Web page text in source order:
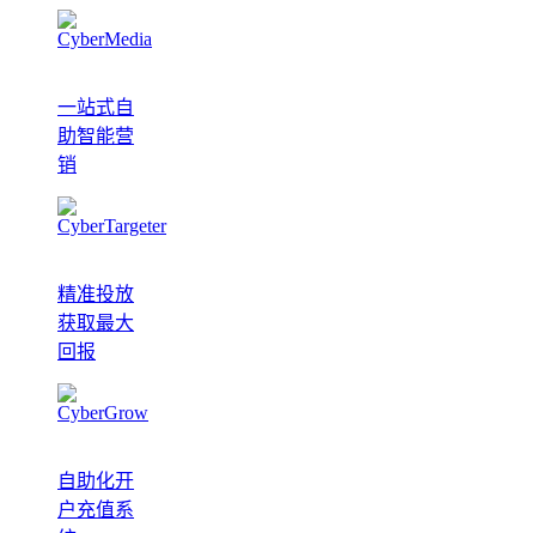
一站式自
助智能营
销
精准投放
获取最大
回报
自助化开
户充值系